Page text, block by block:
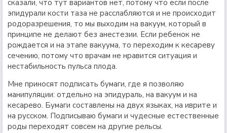
сказали, что тут вариантов нет, потому что если после
эпидурали кости таза не расслабляются и не происходит
родоразрешения, то мы выходим на вакуум, который в
принципе не делают без анестезии. Если ребенок не
рождается и на этапе вакуума, то переходим к кесареву
сечению, потому что врачам не нравится ситуация и
нестабильность пульса плода.
Мне приносят подписать бумаги, где я позволяю
манипуляции: отдельно на эпидураль, на вакуум и на
кесарево. Бумаги составлены на двух языках, на иврите и
на русском. Подписываю бумаги и чудесные естественные
роды переходят совсем на другие рельсы.